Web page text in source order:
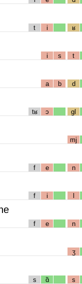
t i ʁ
i s t
a b d
tʁ ɔ gl
mj
f e n
f i l
f e n
ʒ
s ɑ̃ s